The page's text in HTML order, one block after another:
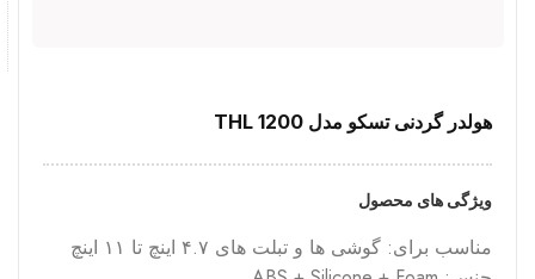
هولدر گردنی تسکو مدل THL 1200
ویژگی های محصول
مناسب برای: گوشی ها و تبلت های ۴.۷ اینچ تا ۱۱ اینچ